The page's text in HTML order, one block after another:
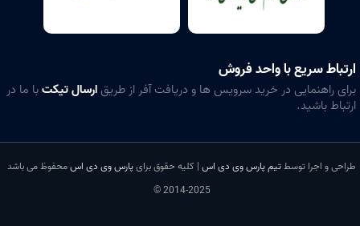
ارتباط سریع با واحد فروش
برای راهنمایی در خرید سرویس ها و دریافت آفر از طریق ارسال تیکتبا ما در
ارتباط باشید.
طراحی و اجرا توسطتیم پارس وی دی اس | کلیه حقوق برایپارس وی دی اسمحفوظ می باشد
2014-2025 ©